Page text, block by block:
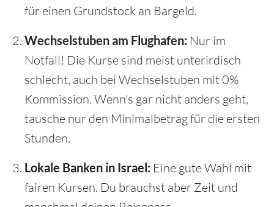
für einen Grundstock an Bargeld.
Wechselstuben am Flughafen: Nur im
Notfall! Die Kurse sind meist unterirdisch
schlecht, auch bei Wechselstuben mit 0%
Kommission. Wenn's gar nicht anders geht,
tausche nur den Minimalbetrag für die ersten
Stunden.
Lokale Banken in Israel: Eine gute Wahl mit
fairen Kursen. Du brauchst aber Zeit und